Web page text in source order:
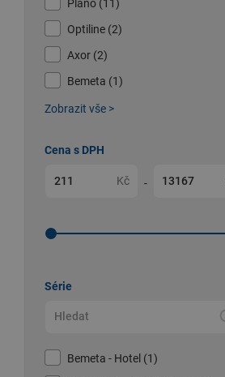
Plano (11)
Optiline (2)
Axor (2)
Bemeta (1)
Zobrazit vše >
Cena s DPH
Kč -
Série
Bemeta - Hotel (1)